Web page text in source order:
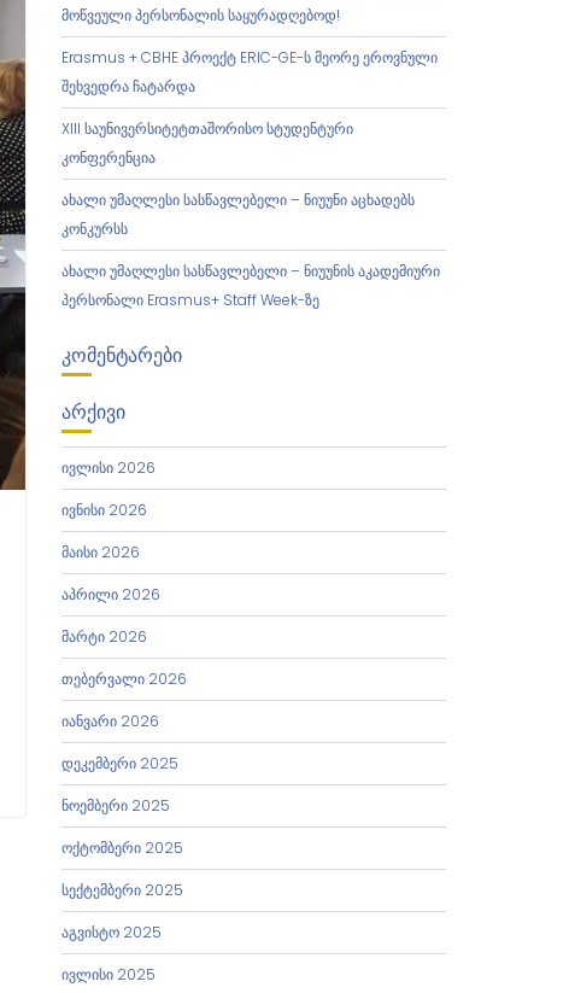
მოწვეული პერსონალის საყურადღებოდ!
Erasmus + CBHE პროექტ ERIC-GE-ს მეორე ეროვნული
შეხვედრა ჩატარდა
XIII საუნივერსიტეტთაშორისო სტუდენტური
კონფერენცია
ახალი უმაღლესი სასწავლებელი – ნიუუნი აცხადებს
კონკურსს
ახალი უმაღლესი სასწავლებელი – ნიუუნის აკადემიური
პერსონალი Erasmus+ Staff Week-ზე
ᲙᲝᲛᲔᲜᲢᲐᲠᲔᲑᲘ
ᲐᲠᲥᲘᲕᲘ
ივლისი 2026
ივნისი 2026
მაისი 2026
აპრილი 2026
მარტი 2026
თებერვალი 2026
იანვარი 2026
დეკემბერი 2025
ნოემბერი 2025
ოქტომბერი 2025
სექტემბერი 2025
აგვისტო 2025
ივლისი 2025